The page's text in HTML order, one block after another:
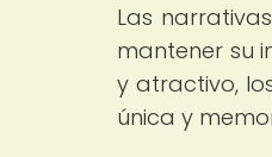
Las
mantener su
y atractivo,
única y